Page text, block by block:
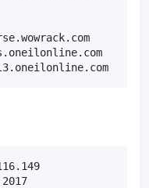
20.0%